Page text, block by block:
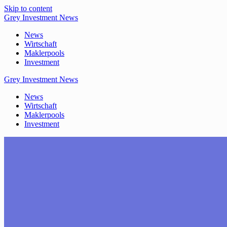
Skip to content
Grey Investment News
News
Wirtschaft
Maklerpools
Investment
Grey Investment News
News
Wirtschaft
Maklerpools
Investment